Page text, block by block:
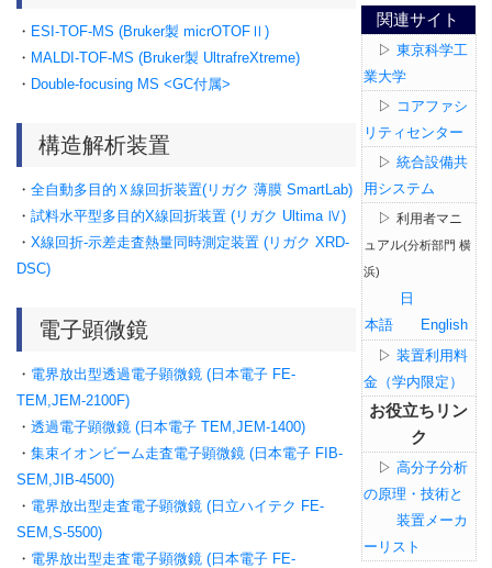
・ ESI-TOF-MS (Bruker製 micrOTOFⅡ)
・ MALDI-TOF-MS (Bruker製 UltrafreXtreme)
・ Double-focusing MS <GC付属>
構造解析装置
・ 全自動多目的Ｘ線回折装置(リガク 薄膜 SmartLab)
・ 試料水平型多目的X線回折装置 (リガク Ultima Ⅳ)
・ X線回折-示差走査熱量同時測定装置 (リガク XRD-
DSC)
電子顕微鏡
・ 電界放出型透過電子顕微鏡 (日本電子 FE-
TEM,JEM-2100F)
・ 透過電子顕微鏡 (日本電子 TEM,JEM-1400)
・ 集束イオンビーム走査電子顕微鏡 (日本電子 FIB-
SEM,JIB-4500)
・ 電界放出型走査電子顕微鏡 (日立ハイテク FE-
SEM,S-5500)
・ 電界放出型走査電子顕微鏡 (日本電子 FE-
関連サイト
▷ 東京科学工
業大学
▷ コアファシ
リティセンター
▷ 統合設備共
用システム
▷ 利用者マニ
ュアル(分析部門 横
浜)
日
本語
English
▷ 装置利用料
金（学内限定）
お役立ちリン
ク
▷ 高分子分析
の原理・技術と
装置メーカ
ーリスト